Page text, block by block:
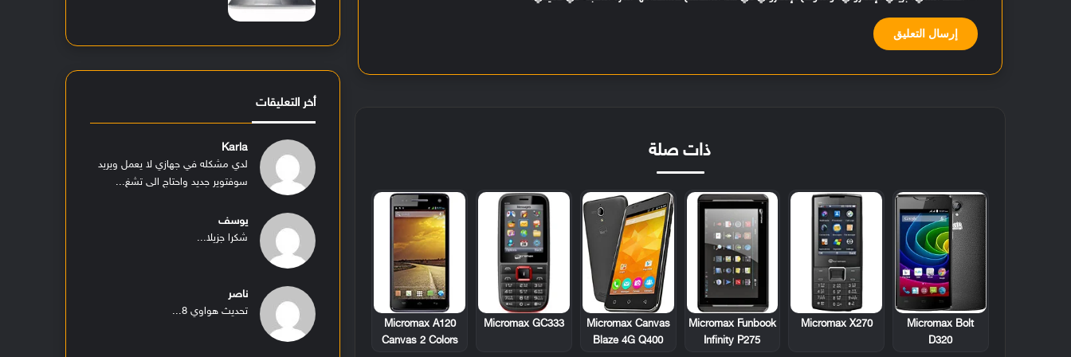
ذات صلة
Micromax Bolt
D320
Micromax X270
Micromax Funbook
Infinity P275
Micromax Canvas
Blaze 4G Q400
Micromax GC333
Micromax A120
Canvas 2 Colors
أخر التعليقات
Karla
لدي مشكله في جهازي لا يعمل ويريد
سوفتوير جديد واحتاج الى تشغ...
يوسف
شكرا جزيلا...
ناصر
تحديث هواوي 8...